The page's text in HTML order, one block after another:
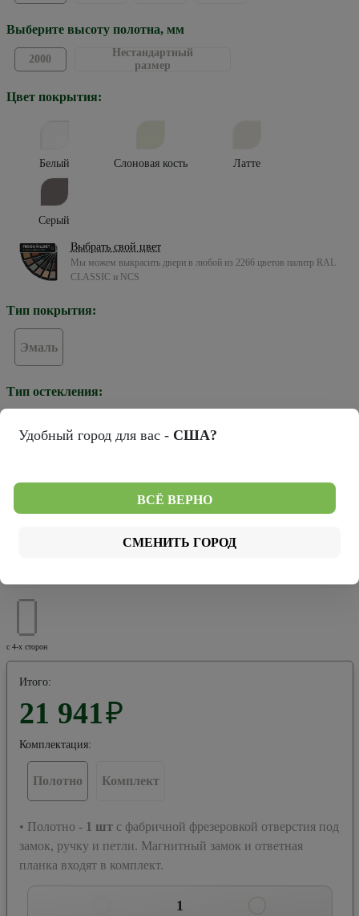
Выберите высоту полотна, мм
2000
Нестандартный
размер
Цвет покрытия:
Белый Слоновая кость Латте
Серый
Выбрать свой цвет
Мы можем выкрасить двери в любой из 2266 цветов палитр RAL
CLASSIC и NCS
Тип покрытия:
Эмаль
Тип остекления:
Цвет кромки:
Черная
с 4-х сторон
Итого:
21 941₽
Комплектация:
Полотно Комплект
• Полотно - 1 штс фабричной фрезеровкой отверстия под
замок, ручку и петли. Магнитный замок и ответная
планка входят в комплект.
1
Удобный город для вас - США?
ВСЁ ВЕРНО
СМЕНИТЬ ГОРОД